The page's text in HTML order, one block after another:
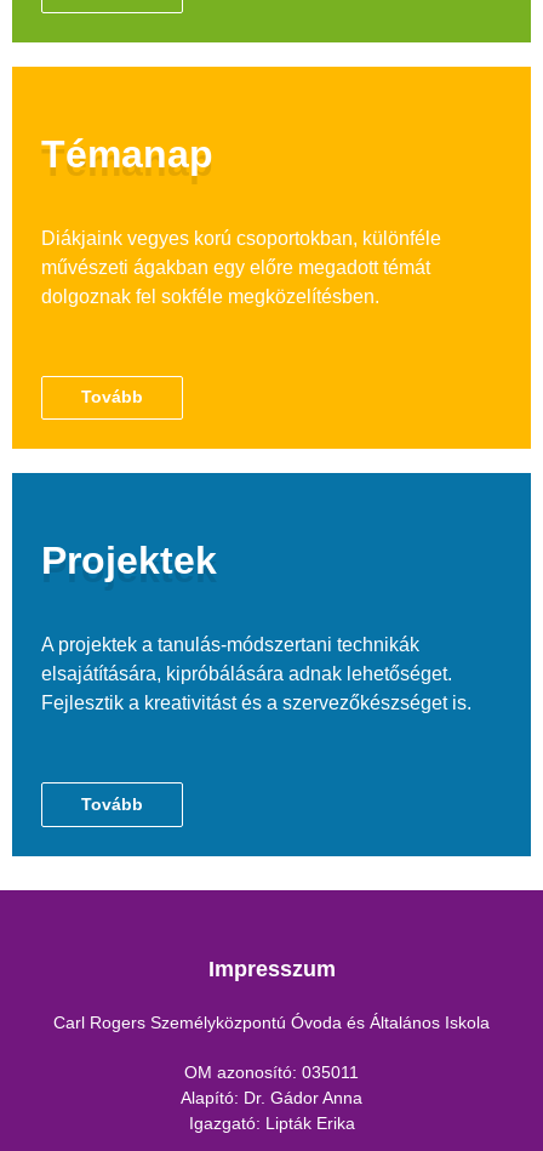
Témanap
Diákjaink vegyes korú csoportokban, különféle
művészeti ágakban egy előre megadott témát
dolgoznak fel sokféle megközelítésben.
Tovább
Projektek
A projektek a tanulás-módszertani technikák
elsajátítására, kipróbálására adnak lehetőséget.
Fejlesztik a kreativitást és a szervezőkészséget is.
Tovább
Impresszum
Carl Rogers Személyközpontú Óvoda és Általános Iskola
OM azonosító: 035011
Alapító: Dr. Gádor Anna
Igazgató: Lipták Erika